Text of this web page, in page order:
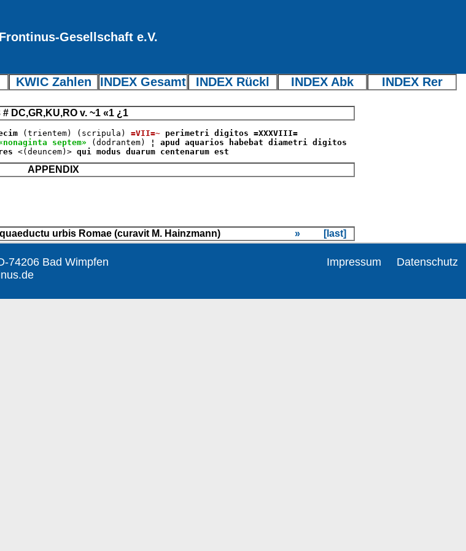
Frontinus-Gesellschaft e.V.
KWIC Zahlen INDEX Gesamt INDEX Rückl INDEX Abk INDEX Rer
# DC,GR,KU,RO v. ~1 «1 ¿1
(trientem) (scripula) =VII=~perimetri digitos =XXXVIII=
septem» (dodrantem)
¦ apud aquarios habebat diametri digitos
<(deuncem)>qui modus duarum centenarum est
APPENDIX
urbis Romae (curavit M. Hainzmann) » [last]
74206 Bad Wimpfen
Impressum Datenschutz